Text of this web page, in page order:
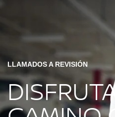
LLAMADOS A REVISIÓN